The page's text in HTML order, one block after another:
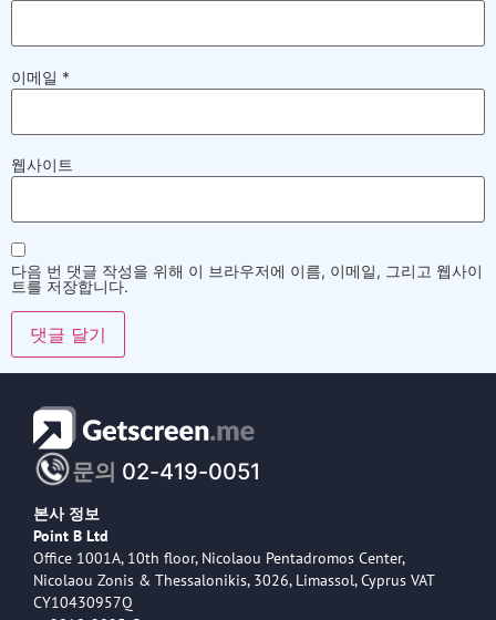
이메일 *
웹사이트
다음 번 댓글 작성을 위해 이 브라우저에 이름, 이메일, 그리고 웹사이
트를 저장합니다.
문의 02-419-0051
본사 정보
Point B Ltd
Office 1001A, 10th floor, Nicolaou Pentadromos Center,
Nicolaou Zonis & Thessalonikis, 3026, Limassol, Cyprus VAT
CY10430957Q